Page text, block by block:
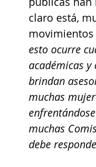
claro está,
esto ocurre
académicas
brindan
muchas
muchas
debe